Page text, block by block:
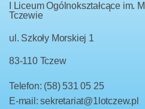
I Liceum Ogólnokształcące im.
Tczewie
ul. Szkoły Morskiej 1
83-110 Tczew
Telefon: (58) 531 05 25
E-mail: sekretariat@1lotczew.pl